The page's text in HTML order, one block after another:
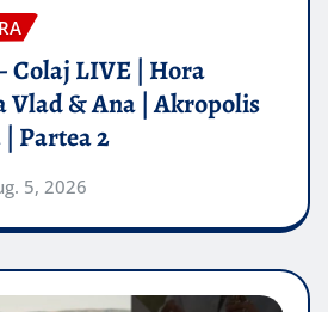
Colaj LIVE | Hora
Vlad & Ana | Akropolis
Partea 2
5, 2026